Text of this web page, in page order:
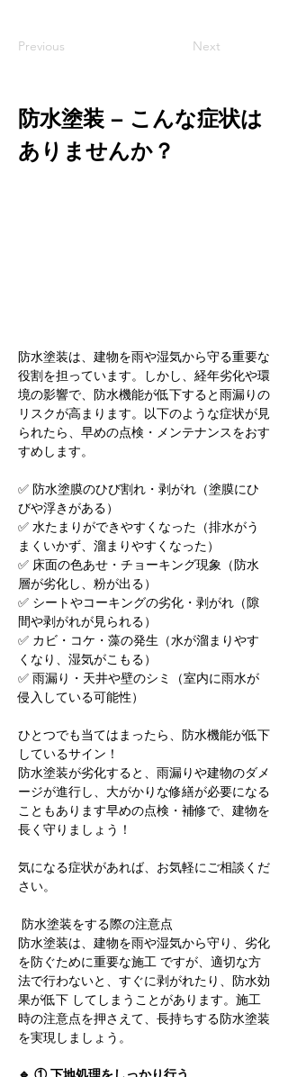
Previous Next
防水塗装 – こんな症状は
ありませんか？
防水塗装は、建物を雨や湿気から守る重要な
役割を担っています。しかし、経年劣化や環
境の影響で、防水機能が低下すると雨漏りの
リスクが高まります。以下のような症状が見
られたら、早めの点検・メンテナンスをおす
すめします。
✅ 防水塗膜のひび割れ・剥がれ（塗膜にひ
びや浮きがある）
✅ 水たまりができやすくなった（排水がう
まくいかず、溜まりやすくなった）
✅ 床面の色あせ・チョーキング現象（防水
層が劣化し、粉が出る）
✅ シートやコーキングの劣化・剥がれ（隙
間や剥がれが見られる）
✅ カビ・コケ・藻の発生（水が溜まりやす
くなり、湿気がこもる）
✅ 雨漏り・天井や壁のシミ（室内に雨水が
侵入している可能性）
ひとつでも当てはまったら、防水機能が低下
しているサイン！
防水塗装が劣化すると、雨漏りや建物のダメ
ージが進行し、大がかりな修繕が必要になる
こともあります早めの点検・補修で、建物を
長く守りましょう！
気になる症状があれば、お気軽にご相談くだ
さい。
防水塗装をする際の注意点
防水塗装は、建物を雨や湿気から守り、劣化
を防ぐために重要な施工 ですが、適切な方
法で行わないと、すぐに剥がれたり、防水効
果が低下 してしまうことがあります。施工
時の注意点を押さえて、長持ちする防水塗装
を実現しましょう。